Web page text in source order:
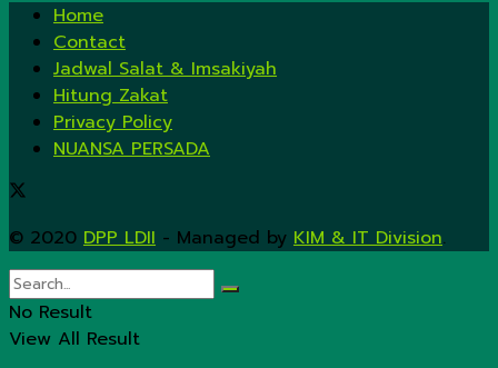
Home
Contact
Jadwal Salat & Imsakiyah
Hitung Zakat
Privacy Policy
NUANSA PERSADA
© 2020 DPP LDII - Managed by KIM & IT Division.
No Result
View All Result